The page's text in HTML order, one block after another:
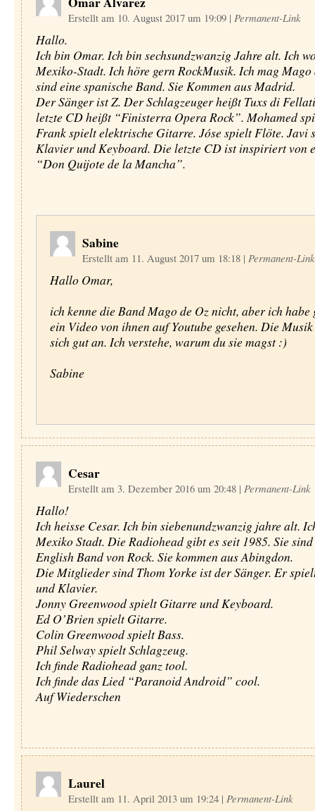
Erstellt am 10. August 2017 um 19:09 | Permanent-Link
Hallo.
Ich bin Omar. Ich bin sechsundzwanzig Jahre alt. Ich
Mexiko-Stadt. Ich höre gern RockMusik. Ich mag Mago
sind eine spanische Band. Sie Kommen aus Madrid.
Der Sänger ist Z. Der Schlagzeuger heißt Tuxs di
letzte CD heißt “Finisterra Opera Rock”. Mohamed
Frank spielt elektrische Gitarre. Jóse spielt Flöte. Javi
Klavier und Keyboard. Die letzte CD ist inspiriert von
“Don Quijote de la Mancha”.
Sabine
Erstellt am 11. August 2017 um 18:18 | Permanent-Link
Hallo Omar,
ich kenne die Band Mago de Oz nicht, aber ich habe
ein Video von ihnen auf Youtube gesehen. Die
sich gut an. Ich verstehe, warum du sie magst :)
Sabine
Cesar
Erstellt am 3. Dezember 2016 um 20:48 | Permanent-Link
Hallo!
Ich heisse Cesar. Ich bin siebenundzwanzig jahre alt.
Mexiko Stadt. Die Radiohead gibt es seit 1985. Sie
English Band von Rock. Sie kommen aus Abingdon.
Die Mitglieder sind Thom Yorke ist der Sänger. Er
und Klavier.
Jonny Greenwood spielt Gitarre und Keyboard.
Ed O’Brien spielt Gitarre.
Colin Greenwood spielt Bass.
Phil Selway spielt Schlagzeug.
Ich finde Radiohead ganz tool.
Ich finde das Lied “Paranoid Android” cool.
Auf Wiederschen
Laurel
Erstellt am 11. April 2013 um 19:24 | Permanent-Link